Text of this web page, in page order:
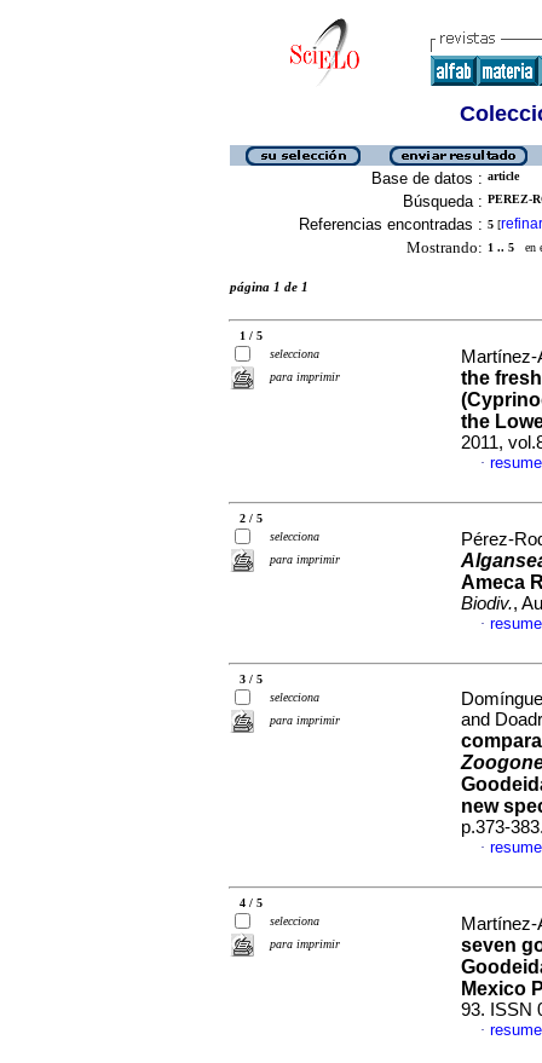
Base de datos : article
Búsqueda : PEREZ-
Referencias encontradas : 5 [refinar
Mostrando: 1 .. 5 en
página 1 de 1
1 / 5
selecciona
para imprimir
the
the
2011,
·
2 / 5
selecciona
para imprimir
Pérez-
Ameca
Biodiv.,
·
3 / 5
selecciona
para imprimir
and
new
p.373-
·
4 / 5
selecciona
para imprimir
seven
Mexico
93. ISSN
·